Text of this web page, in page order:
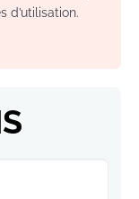
d’utilisation.